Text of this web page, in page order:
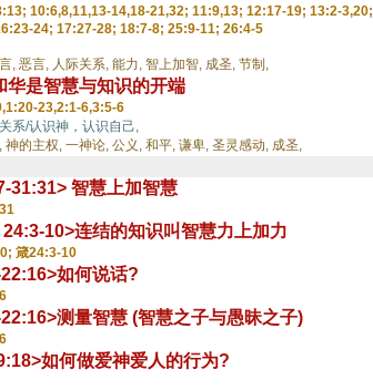
10:6,8,11,13-14,18-21,32; 11:9,13; 12:17-19; 13:2-3,20;
24; 17:27-28; 18:7-8; 25:9-11; 26:4-5
, 恶言, 人际关系, 能力, 智上加智, 成圣, 节制,
华是智慧与知识的开端
23,2:1-6,3:5-6
系/认识神，认识自己,
神的主权, 一神论, 公义, 和平, 谦卑, 圣灵感动, 成圣,
31:31> 智慧上加智慧
10>连结的知识叫智慧力上加力
箴24:3-10
如何说话?
测量智慧 (智慧之子与愚昧之子)
如何做爱神爱人的行为?